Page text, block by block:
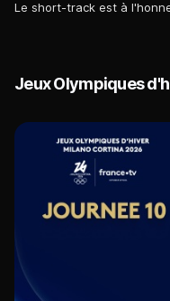
Jeux Olympiques